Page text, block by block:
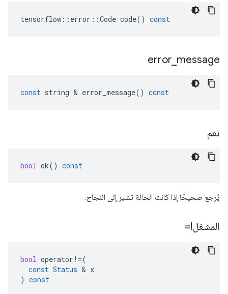
tensorflow :: error ::Code code() const
error message
const string & error_message() const
نعم
bool ok() const
يُرجع صحيحًا إذا كانت الحالة تشير إلى النجاح.
المشغل!=
bool operator !=(
const Status & x
) const